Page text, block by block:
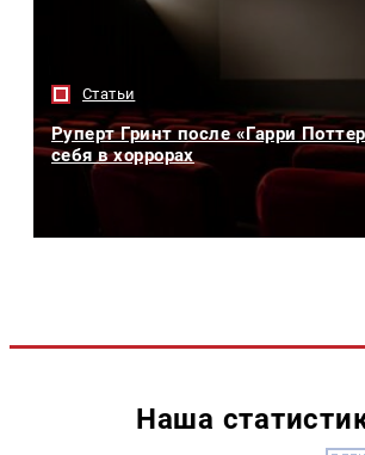
Статьи
Руперт Гринт после «Гарри
себя в хоррорах
Наша